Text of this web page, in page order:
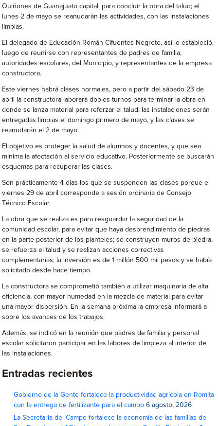
Quiñones de Guanajuato capital, para concluir la obra del talud; el
lunes 2 de mayo se reanudarán las actividades, con las instalaciones
limpias.
El delegado de Educación Román Cifuentes Negrete, así lo estableció,
luego de reunirse con representantes de padres de familia,
autoridades escolares, del Municipio, y representantes de la empresa
constructora.
Este viernes habrá clases normales, pero a partir del sábado 23 de
abril la constructora laborará dobles turnos para terminar la obra en
donde se lanza material para reforzar el talud; las instalaciones serán
entregadas limpias el domingo primero de mayo, y las clases se
reanudarán el 2 de mayo.
El objetivo es proteger la salud de alumnos y docentes, y que sea
mínima la afectación al servicio educativo. Posteriormente se buscarán
esquemas para recuperar las clases.
Son prácticamente 4 días los que se suspenden las clases porque el
viernes 29 de abril corresponde a sesión ordinaria de Consejo
Técnico Escolar.
La obra que se realiza es para resguardar la seguridad de la
comunidad escolar, para evitar que haya desprendimiento de piedras
en la parte posterior de los planteles; se construyen muros de piedra,
se refuerza el talud y se realizan acciones correctivas
complementarias; la inversión es de 1 millón 500 mil pesos y se había
solicitado desde hace tiempo.
La constructora se comprometió también a utilizar maquinaria de alta
eficiencia, con mayor humedad en la mezcla de material para evitar
una mayor dispersión. En la semana próxima la empresa informará a
sobre los avances de los trabajos.
Además, se indicó en la reunión que padres de familia y personal
escolar solicitaron participar en las labores de limpieza al interior de
las instalaciones.
Entradas recientes
Gobierno de la Gente fortalece la productividad agrícola en Romita
con la entrega de fertilizante para el campo 6 agosto, 2026
La Secretaria del Campo fortalece la economía de las familias de